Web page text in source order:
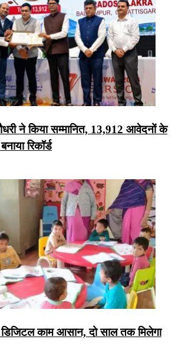
ने किया सम्मानित, 13,912 आवेदनों के
रिकॉर्ड
काम आसान, दो साल तक मिलेगा